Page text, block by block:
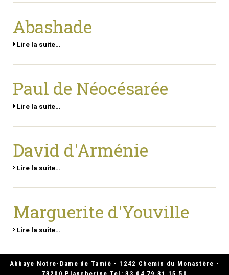
Abashade
Lire la suite…
Paul de Néocésarée
Lire la suite…
David d'Arménie
Lire la suite…
Marguerite d'Youville
Lire la suite…
Abbaye Notre-Dame de Tamié - 1242 Chemin du Monastère -